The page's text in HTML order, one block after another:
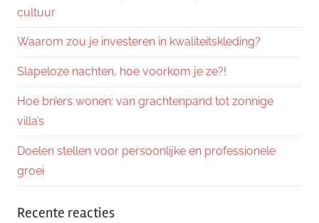
cultuur
Waarom zou je investeren in kwaliteitskleding?
Slapeloze nachten, hoe voorkom je ze?!
Hoe bn’ers wonen: van grachtenpand tot zonnige
villa’s
Doelen stellen voor persoonlijke en professionele
groei
Recente reacties